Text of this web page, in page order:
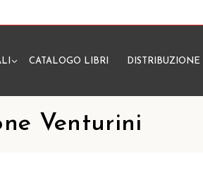
CATALOGO LIBRI DISTRIBUZIONE
Venturini